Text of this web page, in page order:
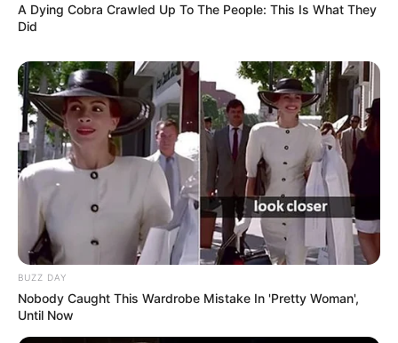
A Dying Cobra Crawled Up To The People: This Is What They
Did
BUZZ DAY
Nobody Caught This Wardrobe Mistake In 'Pretty Woman',
Until Now